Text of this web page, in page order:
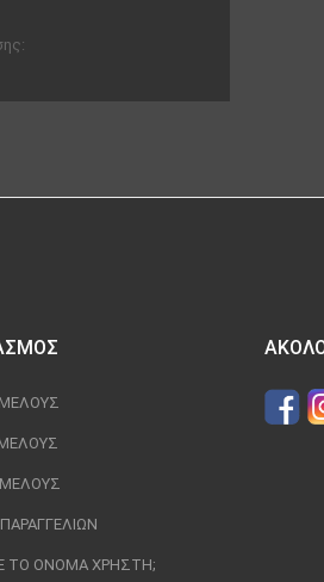
ΜΈΛΟΥΣ
ΤΟ ΌΝΟΜΑ ΧΡΉΣΤΗ;